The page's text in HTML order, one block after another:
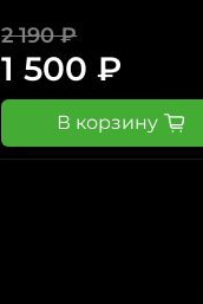
2 190 ₽
1 500 ₽
В корзину